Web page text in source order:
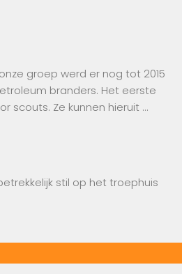
groep werd er nog tot 2015
branders. Het eerste
scouts. Ze kunnen hieruit …
stil op het troephuis